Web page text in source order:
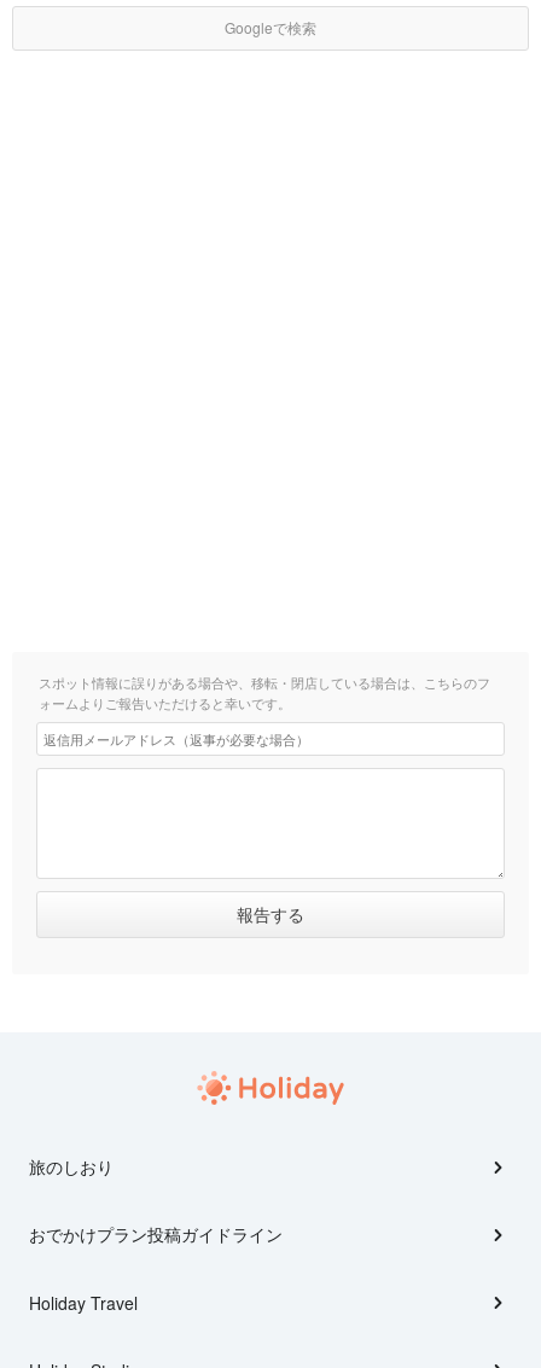
Googleで検索
スポット情報に誤りがある場合や、移転・閉店している場合は、こちらのフ
ォームよりご報告いただけると幸いです。
旅のしおり
おでかけプラン投稿ガイドライン
Holiday Travel